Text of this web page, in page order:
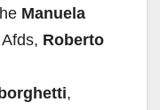
Manuela
Roberto
,